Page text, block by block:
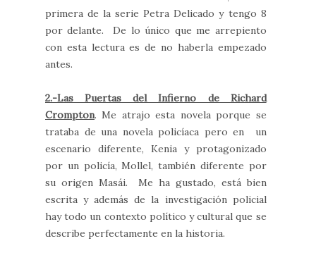
primera de la serie Petra Delicado y tengo 8
por delante. De lo único que me arrepiento
con esta lectura es de no haberla empezado
antes.
2.-Las Puertas del Infierno de Richard
Crompton. Me atrajo esta novela porque se
trataba de una novela policíaca pero en un
escenario diferente, Kenia y protagonizado
por un policía, Mollel, también diferente por
su origen Masái. Me ha gustado, está bien
escrita y además de la investigación policial
hay todo un contexto político y cultural que se
describe perfectamente en la historia.